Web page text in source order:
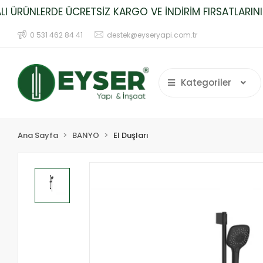
ÜCRETSİZ KARGO VE İNDİRİM FIRSATLARINI
0 531 462 84 41 destek@eyseryapi.com.tr
Kategoriler
Ana Sayfa BANYO El Duşları